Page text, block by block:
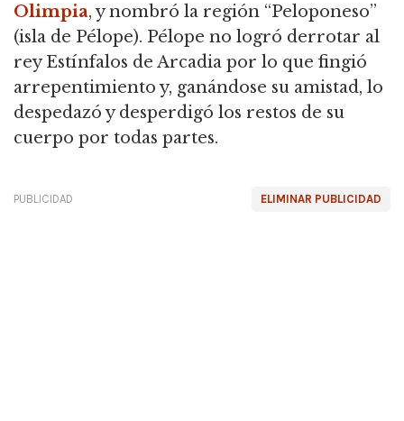
Olimpia, y nombró la región “Peloponeso”
(isla de Pélope). Pélope no logró derrotar al
rey Estínfalos de Arcadia por lo que fingió
arrepentimiento y, ganándose su amistad, lo
despedazó y desperdigó los restos de su
cuerpo por todas partes.
ELIMINAR PUBLICIDAD
PUBLICIDAD